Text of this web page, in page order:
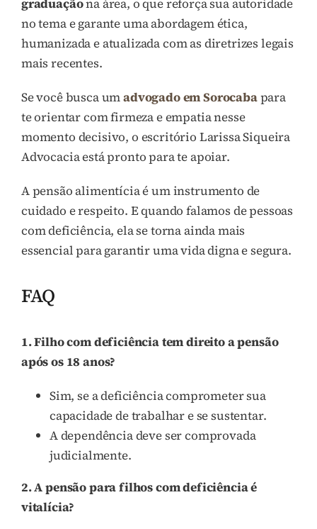
no tema e garante uma abordagem ética,
humanizada e atualizada com as diretrizes legais
mais recentes.
Se você busca umadvogado em Sorocabapara
te orientar com firmeza e empatia nesse
momento decisivo, o escritório Larissa Siqueira
Advocacia está pronto para te apoiar.
A pensão alimentícia é um instrumento de
cuidado e respeito. E quando falamos de pessoas
com deficiência, ela se torna ainda mais
essencial para garantir uma vida digna e segura.
FAQ
1. Filho com deficiência tem direito a pensão
após os 18 anos?
Sim, se a deficiência comprometer sua
capacidade de trabalhar e se sustentar.
A dependência deve ser comprovada
judicialmente.
2. A pensão para filhos com deficiência é
vitalícia?